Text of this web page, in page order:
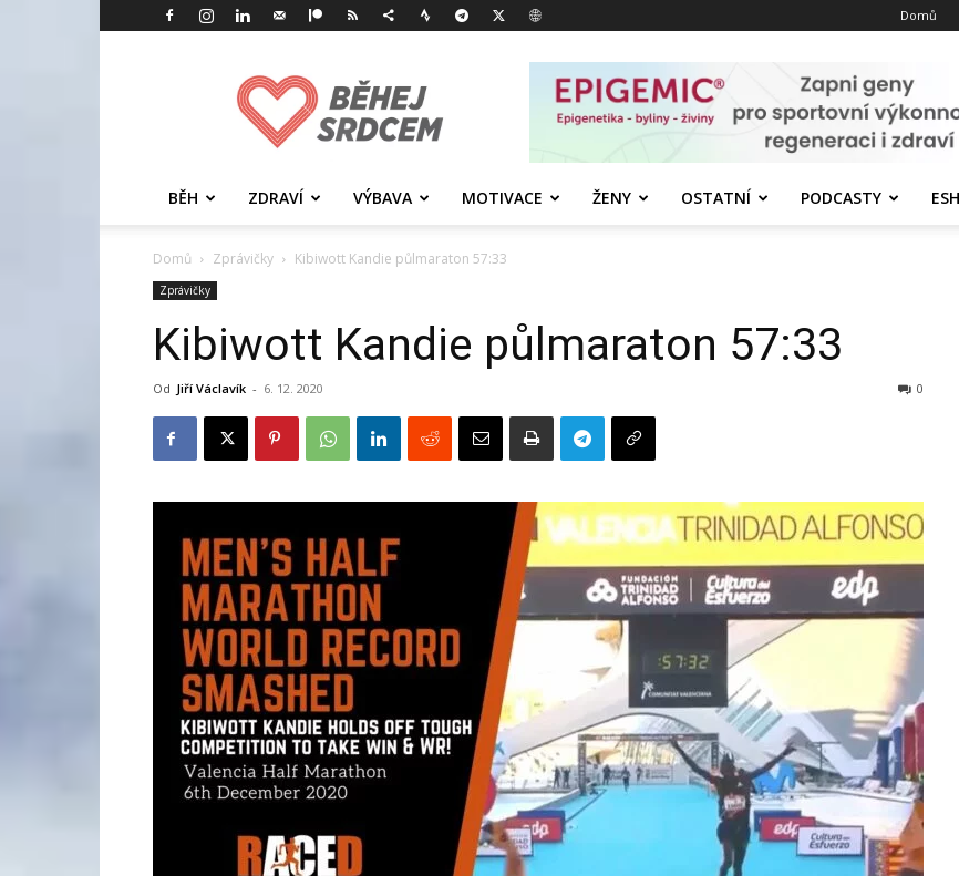
Domů
srdcem
BĚH ZDRAVÍ VÝBAVA MOTIVACE ŽENY OSTATNÍ PODCASTY
Domů Zprávičky Kibiwott Kandie půlmaraton 57:33
Zprávičky
Kibiwott Kandie půlmaraton 57:33
Od Jiří Václavík - 6. 12. 2020 0